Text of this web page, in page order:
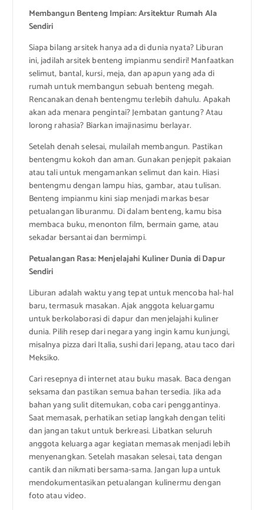
Membangun Benteng Impian: Arsitektur Rumah Ala
Sendiri
Siapa bilang arsitek hanya ada di dunia nyata? Liburan
ini, jadilah arsitek benteng impianmu sendiri! Manfaatkan
selimut, bantal, kursi, meja, dan apapun yang ada di
rumah untuk membangun sebuah benteng megah.
Rencanakan denah bentengmu terlebih dahulu. Apakah
akan ada menara pengintai? Jembatan gantung? Atau
lorong rahasia? Biarkan imajinasimu berlayar.
Setelah denah selesai, mulailah membangun. Pastikan
bentengmu kokoh dan aman. Gunakan penjepit pakaian
atau tali untuk mengamankan selimut dan kain. Hiasi
bentengmu dengan lampu hias, gambar, atau tulisan.
Benteng impianmu kini siap menjadi markas besar
petualangan liburanmu. Di dalam benteng, kamu bisa
membaca buku, menonton film, bermain game, atau
sekadar bersantai dan bermimpi.
Petualangan Rasa: Menjelajahi Kuliner Dunia di Dapur
Sendiri
Liburan adalah waktu yang tepat untuk mencoba hal-hal
baru, termasuk masakan. Ajak anggota keluargamu
untuk berkolaborasi di dapur dan menjelajahi kuliner
dunia. Pilih resep dari negara yang ingin kamu kunjungi,
misalnya pizza dari Italia, sushi dari Jepang, atau taco dari
Meksiko.
Cari resepnya di internet atau buku masak. Baca dengan
seksama dan pastikan semua bahan tersedia. Jika ada
bahan yang sulit ditemukan, coba cari penggantinya.
Saat memasak, perhatikan setiap langkah dengan teliti
dan jangan takut untuk berkreasi. Libatkan seluruh
anggota keluarga agar kegiatan memasak menjadi lebih
menyenangkan. Setelah masakan selesai, tata dengan
cantik dan nikmati bersama-sama. Jangan lupa untuk
mendokumentasikan petualangan kulinermu dengan
foto atau video.